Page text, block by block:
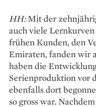
HH:Mit der
auch viele
frühen Kunden, den
Emiraten, fanden wir
haben die
Serienproduktion vor
ebenfalls dort
so gross war.